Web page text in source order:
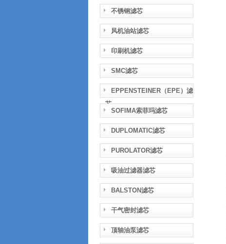
不锈钢滤芯
风机油站滤芯
印刷机滤芯
SMC滤芯
EPPENSTEINER（EPE）滤
芯
SOFIMA索菲玛滤芯
DUPLOMATIC滤芯
PUROLATOR滤芯
吸油过滤器滤芯
BALSTON滤芯
干气密封滤芯
顶轴油泵滤芯